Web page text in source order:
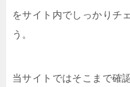
をサイト内でしっかりチ
う。
当サイトではそこまで確